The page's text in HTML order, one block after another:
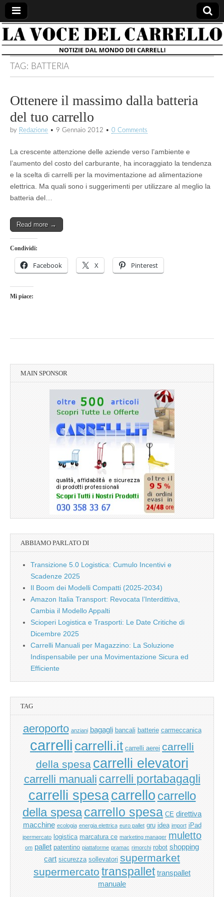
la voce
del
carrello
notizie
dal
mondo
dei
TAG: BATTERIA
Ottenere il massimo dalla batteria
del tuo carrello
by Redazione • 9 Gennaio 2012 • 0 Comments
La crescente attenzione delle aziende verso l’ambiente e
l’aumento del costo del carburante, ha incoraggiato la tendenza
e la scelta di carrelli per la movimentazione ad alimentazione
elettrica. Ma quali sono i suggerimenti per utilizzare al meglio la
batteria del…
Read more →
Condividi:
Facebook X Pinterest
Mi piace:
MAIN SPONSOR
ABBIAMO PARLATO DI
Transizione 5.0 Logistica: Cumulo Incentivi e
Scadenze 2025
Il Boom dei Modelli Compatti (2025-2034)
Amazon Italia Transport: Revocata l’Interdittiva,
Cambia il Modello Appalti
Scioperi Logistica e Trasporti: Le Date Critiche di
Dicembre 2025
Carrelli Manuali per Magazzino: La Soluzione
Indispensabile per una Movimentazione Sicura ed
Efficiente
TAG
aeroporto anziani bagagli bancali batterie carmeccanica
carrelli carrelli.it carrelli aerei carrelli
della spesa carrelli elevatori
carrelli manuali carrelli portabagagli
carrelli spesacarrello carrello
della spesacarrello spesa CE direttiva
macchine ecologia energia elettrica euro pallet gru idea import iPad
ipermercato logistica marcatura ce marketing manager muletto
om pallet patentino piattaforme pramac rimorchi robot shopping
cart sicurezza sollevatori supermarket
supermercato transpallet transpallet
manuale